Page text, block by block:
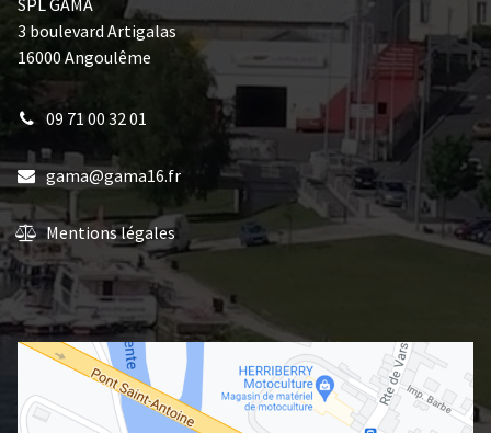
3 boulevard Artigalas
16000 Angoulême
09 71 00 32 01
gama@gama16.fr
Mentions légales